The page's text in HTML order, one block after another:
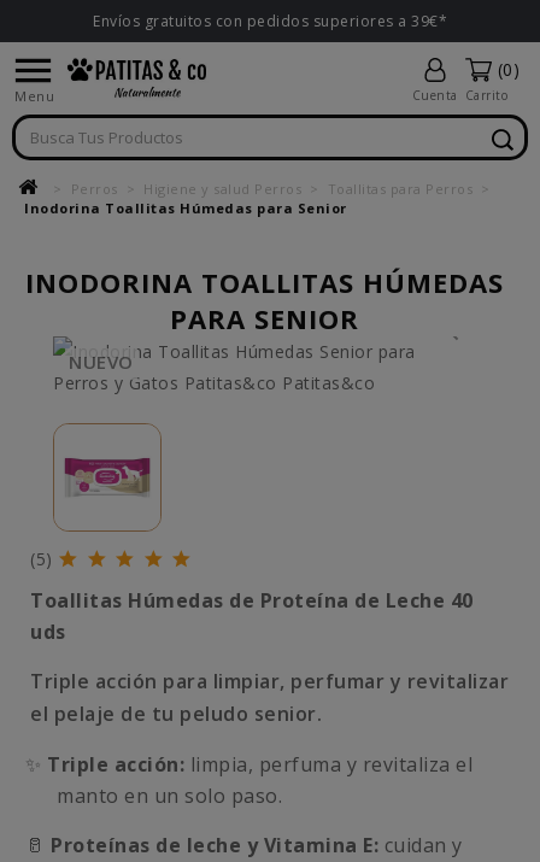
Envíos gratuitos con pedidos superiores a 39€*

Menu Cuenta
(0)
Carrito
Perros Higiene y salud Perros
Toallitas para Perros
Inodorina Toallitas Húmedas para Senior
INODORINA TOALLITAS HÚMEDAS
PARA SENIOR
NUEVO
(5)
Toallitas Húmedas de Proteína de Leche 40
uds
Triple acción para limpiar, perfumar y revitalizar
el pelaje de tu peludo senior.
✨ Triple acción: limpia, perfuma y revitaliza el
manto en un solo paso.
🥛 Proteínas de leche y Vitamina E: cuidan y